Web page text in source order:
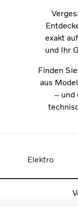
exakt
und Ihr
Finden
aus
– und
Elektro